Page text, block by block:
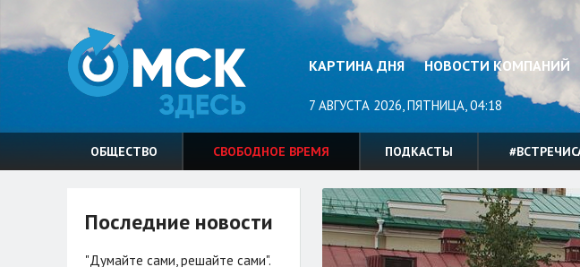
КАРТИНА ДНЯ НОВОСТИ КОМПАНИЙ
7 АВГУСТА 2026, ПЯТНИЦА, 04:18
ОБЩЕСТВО СВОБОДНОЕ ВРЕМЯ ПОДКАСТЫ
Последние новости
"Думайте сами, решайте сами".